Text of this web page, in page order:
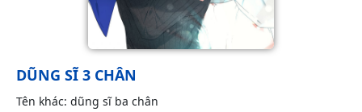
DŨNG SĨ 3 CHÂN
Tên khác: dũng sĩ ba chân